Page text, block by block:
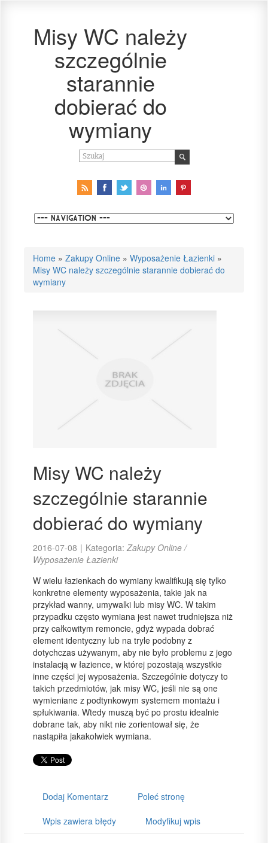
Misy WC należy
szczególnie
starannie
dobierać do
wymiany
Home » Zakupy Online » Wyposażenie Łazienki »
Misy WC należy szczególnie starannie dobierać do
wymiany
Misy WC należy
szczególnie starannie
dobierać do wymiany
2016-07-08 | Kategoria:Zakupy Online /
Wyposażenie Łazienki
W wielu łazienkach do wymiany kwalifikują się tylko
konkretne elementy wyposażenia, takie jak na
przykład wanny, umywalki lub misy WC. W takim
przypadku często wymiana jest nawet trudniejsza niż
przy całkowitym remoncie, gdyż wypada dobrać
element identyczny lub na tryle podobny z
dotychczas używanym, aby nie było problemu z jego
instalacją w łazience, w której pozostają wszystkie
inne części jej wyposażenia. Szczególnie dotyczy to
takich przedmiotów, jak misy WC, jeśli nie są one
wymieniane z podtynkowym systemem montażu i
spłukiwania. Wtedy muszą być po prostu idealnie
dobrane tak, aby nikt nie zorientował się, że
nastąpiła jakakolwiek wymiana.
Dodaj Komentarz Poleć stronę
Wpis zawiera błędy Modyfikuj wpis